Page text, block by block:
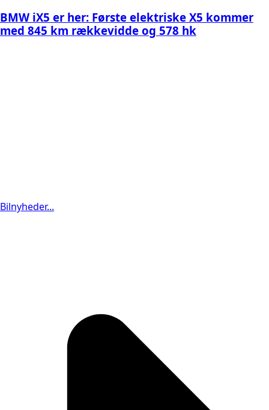
BMW iX5 er her: Første elektriske X5 kommer
med 845 km rækkevidde og 578 hk
Bilnyheder...